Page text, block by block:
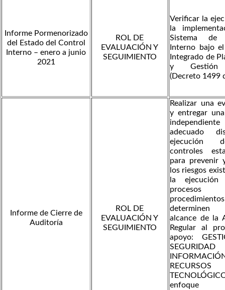
Informe Pormenorizado
del Estado del Control
Interno – enero a junio
2021
ROL DE
EVALUACIÓN Y
SEGUIMIENTO
Verificar la
la
Sistema de
Interno bajo
Integrado de
y Gestión
(Decreto 1499
Informe de Cierre de
Auditoría
ROL DE
EVALUACIÓN Y
SEGUIMIENTO
Realizar una
y entregar
independiente
adecuado
ejecución
controles
para prevenir
los riesgos
la
alcance de la
Regular al
apoyo:
RECURSOS